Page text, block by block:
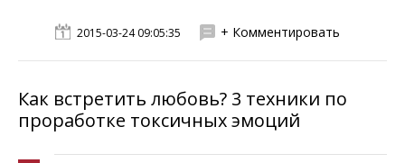
2015-03-24 09:05:35 + Комментировать
Как встретить любовь? 3 техники по
проработке токсичных эмоций